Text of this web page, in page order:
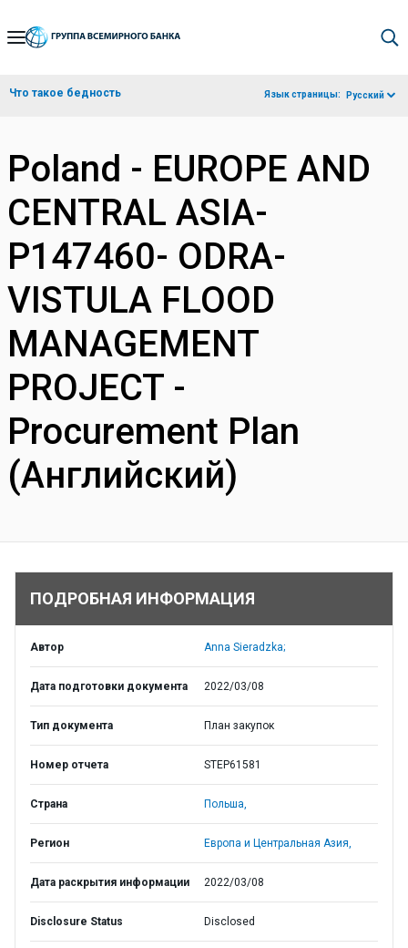
Skip
Navigation
Что такое бедность Язык страницы: Русский
Poland - EUROPE AND
CENTRAL ASIA-
P147460- ODRA-
VISTULA FLOOD
MANAGEMENT
PROJECT -
Procurement Plan
(Английский)
ПОДРОБНАЯ ИНФОРМАЦИЯ
Автор Anna Sieradzka;
Дата подготовки документа 2022/03/08
Тип документа План закупок
Номер отчета STEP61581
Страна Польша,
Регион Европа и Центральная Азия,
Дата раскрытия информации 2022/03/08
Disclosure Status Disclosed